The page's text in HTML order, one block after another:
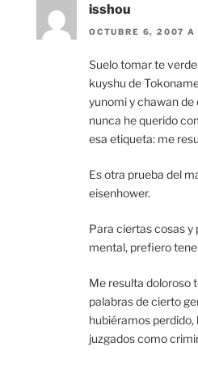
isshou
OCTUBRE 6, 2007
Suelo tomar te
kuyshu de
yunomi y chawan
nunca he querido
esa etiqueta: me
Es otra prueba del
eisenhower.
Para ciertas cosas y
mental, prefiero
Me resulta doloroso
palabras de cierto
hubiéramos
juzgados como